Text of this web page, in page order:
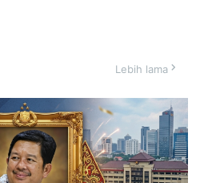
Lebih lama